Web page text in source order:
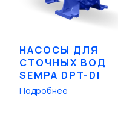
НАСОСЫ ДЛЯ
СТОЧНЫХ ВОД
SEMPA DPT-DI
Подробнее